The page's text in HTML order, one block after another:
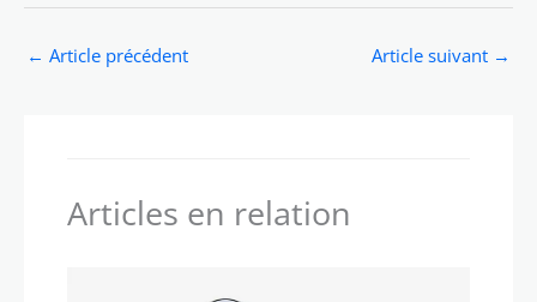
← Article précédent Article suivant →
Articles en relation